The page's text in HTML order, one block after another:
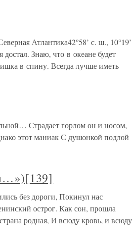
Атлантика42°58’ с. ш., 10°19’
Знаю, что в океане будет
в спину. Всегда лучше иметь
Страдает горлом он и носом,
этот маниак С душонкой подлой
без дороги, Покинул нас
острог. Как сон, прошла
родная, И всюду кровь, и всюду